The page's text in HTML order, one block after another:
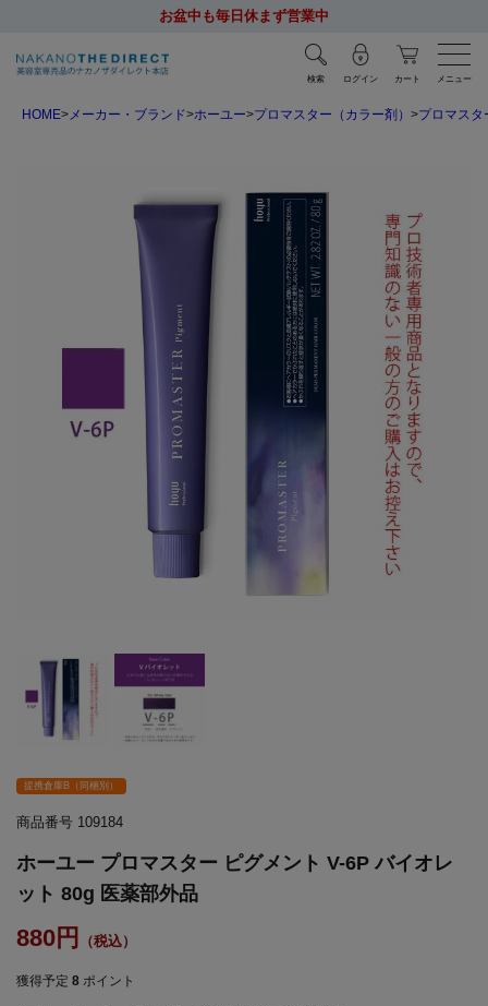
お盆中も毎日休まず営業中
検索 ログイン カート メニュー
HOME メーカー・ブランド ホーユー プロマスター（カラー剤） プロマスタ
提携倉庫B（同梱別）
商品番号 109184
ホーユー プロマスター ピグメント V-6P バイオレ
ット 80g 医薬部外品
880
獲得予定 8 ポイント